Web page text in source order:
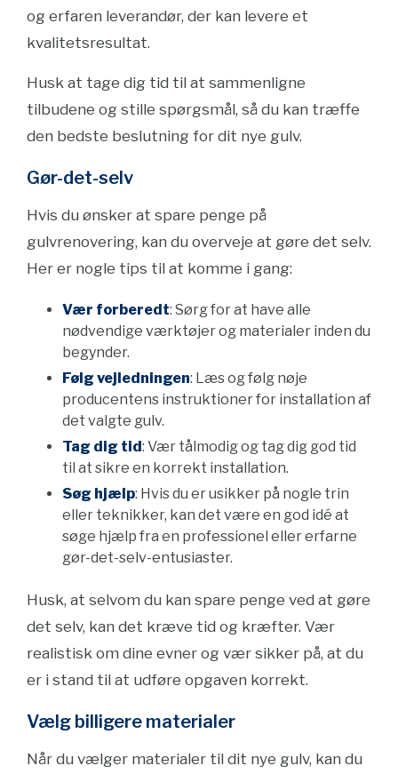
og erfaren leverandør, der kan levere et
kvalitetsresultat.
Husk at tage dig tid til at sammenligne
tilbudene og stille spørgsmål, så du kan træffe
den bedste beslutning for dit nye gulv.
Gør-det-selv
Hvis du ønsker at spare penge på
gulvrenovering, kan du overveje at gøre det selv.
Her er nogle tips til at komme i gang:
Vær forberedt: Sørg for at have alle
nødvendige værktøjer og materialer inden du
begynder.
Følg vejledningen: Læs og følg nøje
producentens instruktioner for installation af
det valgte gulv.
Tag dig tid: Vær tålmodig og tag dig god tid
til at sikre en korrekt installation.
Søg hjælp: Hvis du er usikker på nogle trin
eller teknikker, kan det være en god idé at
søge hjælp fra en professionel eller erfarne
gør-det-selv-entusiaster.
Husk, at selvom du kan spare penge ved at gøre
det selv, kan det kræve tid og kræfter. Vær
realistisk om dine evner og vær sikker på, at du
er i stand til at udføre opgaven korrekt.
Vælg billigere materialer
Når du vælger materialer til dit nye gulv, kan du